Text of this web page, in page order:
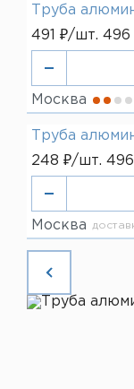
Труба
491 ₽/шт. 496
Москва
Труба
248 ₽/шт. 496
Москва